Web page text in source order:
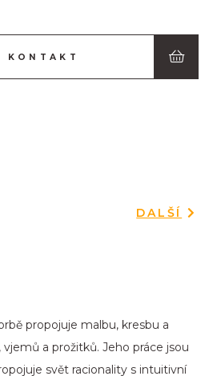
KONTAKT
DALŠÍ
propojuje malbu, kresbu a
a prožitků. Jeho práce jsou
svět racionality s intuitivní